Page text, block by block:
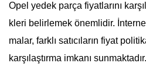
Opel yedek parça fiyatlarını
kleri belirlemek önemlidir.
malar, farklı satıcıların fiyat
karşılaştırma imkanı